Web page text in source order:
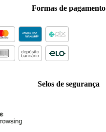
Formas de pagamento
Selos de segurança